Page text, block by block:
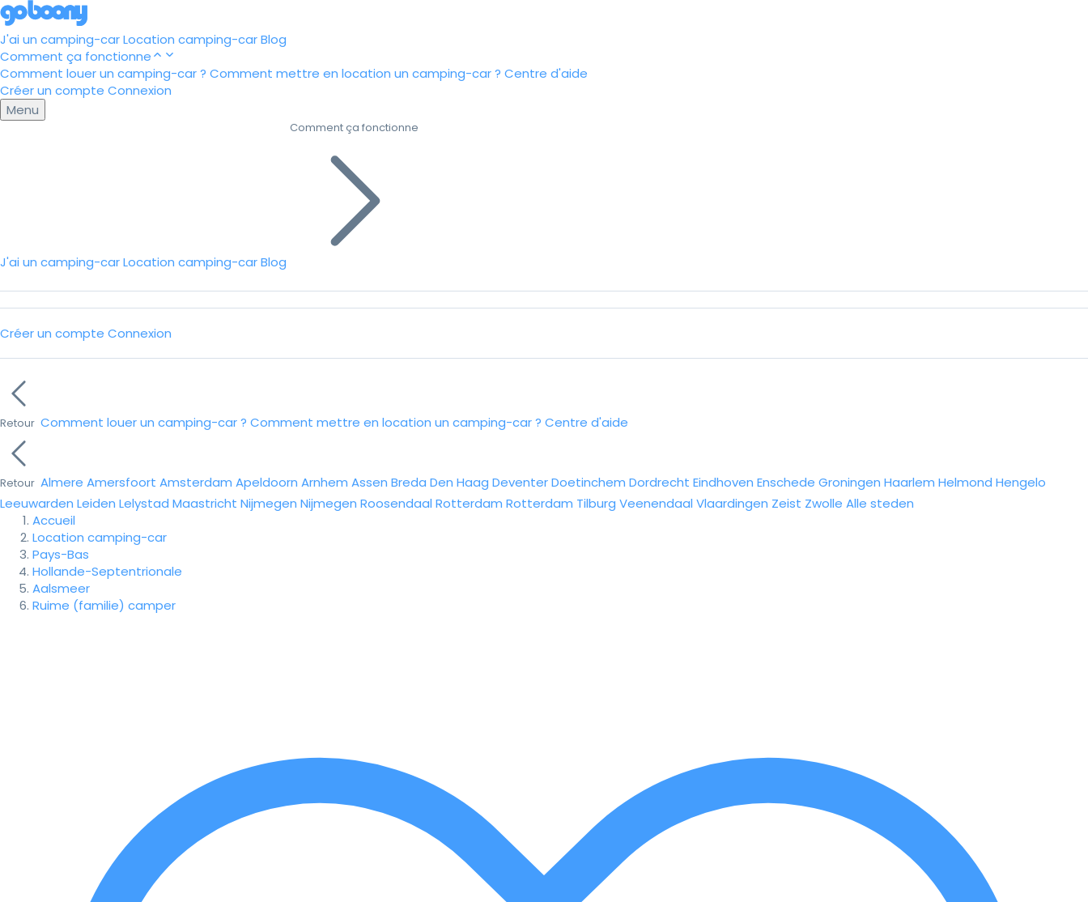
J'ai un camping-carLocation camping-carBlog
Comment ça fonctionne
Comment louer un camping-car ? Comment mettre en location un camping-car ? Centre d'aide
Créer un compte Connexion
Menu
J'ai un camping-carLocation camping-carBlog
Comment ça fonctionne
Créer un compte Connexion
Retour Comment louer un camping-car ? Comment mettre en location un camping-car ? Centre d'aide
Retour Almere Amersfoort Amsterdam Apeldoorn Arnhem Assen Breda Den Haag DeventerDoetinchem Dordrecht Eindhoven Enschede Groningen Haarlem Helmond Hengelo
Leeuwarden Leiden Lelystad Maastricht Nijmegen Nijmegen Roosendaal Rotterdam Rotterdam Tilburg Veenendaal Vlaardingen Zeist Zwolle Alle steden
Accueil
Location camping-car
Pays-Bas
Hollande-Septentrionale
Aalsmeer
Ruime (familie) camper